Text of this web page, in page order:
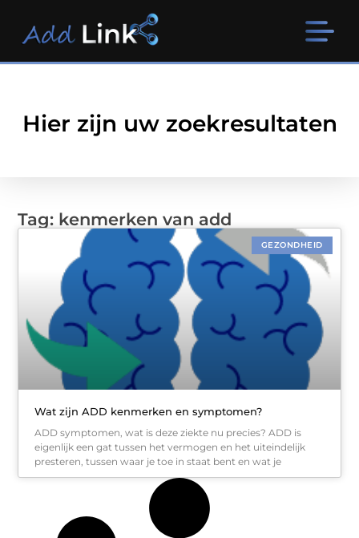
Hier zijn uw zoekresultaten
Tag: kenmerken van add
GEZONDHEID
Wat zijn ADD kenmerken en symptomen?
ADD symptomen, wat is deze ziekte nu precies? ADD is
eigenlijk een gat tussen het vermogen en het uiteindelijk
presteren, tussen waar je toe in staat bent en wat je